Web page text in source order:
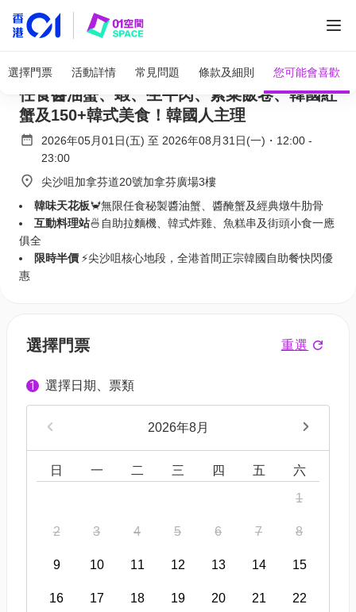
選擇門票 活動詳情 常見問題 條款及細則 您可能會喜歡
Chef Zone 全港首間韓國自助餐 | 限時半價 |
任食醬油蟹、蝦、生牛肉、紫菜飯卷、韓國紅
蟹及150+韓式美食！韓國人主理
2026年05月01日(五) 至 2026年08月31日(一) ・ 12:00 -
23:00
尖沙咀加拿芬道20號加拿芬廣場3樓
韓味天花板🦀無限任食秘製醬油蟹、醬醃蟹及經典燉牛肋骨
互動料理站🍜自助拉麵機、韓式炸雞、魚糕串及街頭小食一應
俱全
限時半價 ⚡尖沙咀核心地段，全港首間正宗韓國自助餐快閃優
惠
選擇門票 重選
1 選擇日期、票類
2026年8月
日 一 二 三 四 五 六
1
2 3 4 5 6 7 8
9 10 11 12 13 14 15
16 17 18 19 20 21 22